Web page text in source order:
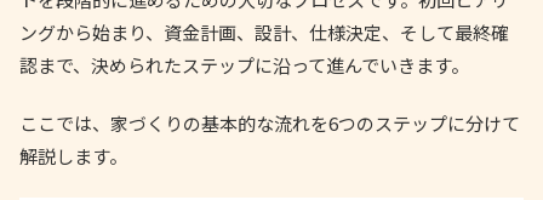
ングから始まり、資金計画、設計、仕様決定、そして最終確
認まで、決められたステップに沿って進んでいきます。
ここでは、家づくりの基本的な流れを6つのステップに分けて
解説します。